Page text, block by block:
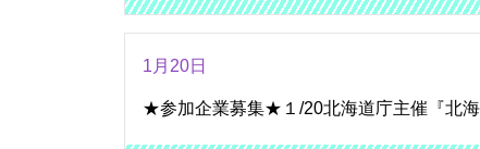
1月20日
★参加企業募集★１/20北海道庁主催『北